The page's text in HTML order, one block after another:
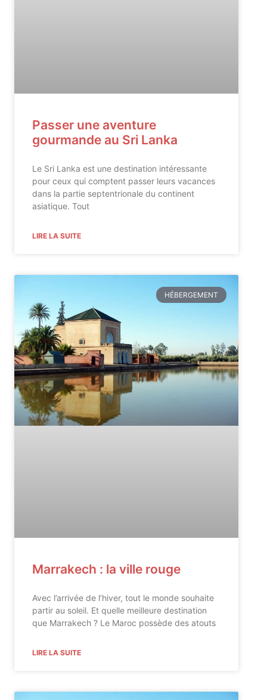
Passer une aventure
gourmande au Sri Lanka
Le Sri Lanka est une destination intéressante
pour ceux qui comptent passer leurs vacances
dans la partie septentrionale du continent
asiatique. Tout
LIRE LA SUITE
HÉBERGEMENT
Marrakech : la ville rouge
Avec l’arrivée de l’hiver, tout le monde souhaite
partir au soleil. Et quelle meilleure destination
que Marrakech ? Le Maroc possède des atouts
LIRE LA SUITE